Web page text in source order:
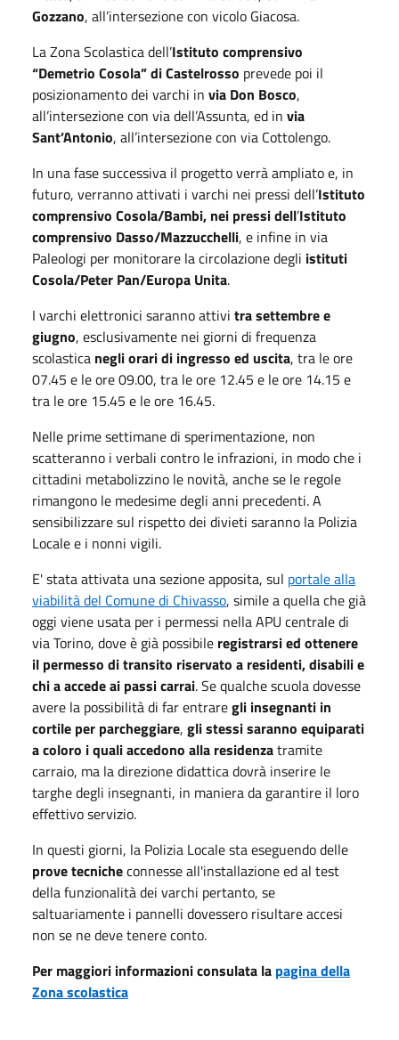
Gozzano, all’intersezione con vicolo Giacosa.
La Zona Scolastica dell’Istituto comprensivo
“Demetrio Cosola” di Castelrosso prevede poi il
posizionamento dei varchi in via Don Bosco,
all’intersezione con via dell’Assunta, ed in via
Sant’Antonio, all’intersezione con via Cottolengo.
In una fase successiva il progetto verrà ampliato e, in
futuro, verranno attivati i varchi nei pressi dell’Istituto
comprensivo Cosola/Bambi, nei pressi dell’Istituto
comprensivo Dasso/Mazzucchelli, e infine in via
Paleologi per monitorare la circolazione degli istituti
Cosola/Peter Pan/Europa Unita.
I varchi elettronici saranno attivi tra settembre e
giugno, esclusivamente nei giorni di frequenza
scolastica negli orari di ingresso ed uscita, tra le ore
07.45 e le ore 09.00, tra le ore 12.45 e le ore 14.15 e
tra le ore 15.45 e le ore 16.45.
Nelle prime settimane di sperimentazione, non
scatteranno i verbali contro le infrazioni, in modo che i
cittadini metabolizzino le novità, anche se le regole
rimangono le medesime degli anni precedenti. A
sensibilizzare sul rispetto dei divieti saranno la Polizia
Locale e i nonni vigili.
E' stata attivata una sezione apposita, sul portale alla
viabilità del Comune di Chivasso, simile a quella che già
oggi viene usata per i permessi nella APU centrale di
via Torino, dove è già possibile registrarsi ed ottenere
il permesso di transito riservato a residenti, disabili e
chi a accede ai passi carrai. Se qualche scuola dovesse
avere la possibilità di far entraregli insegnanti in
cortile per parcheggiare, gli stessi saranno equiparati
a coloro i quali accedono alla residenzatramite
carraio, ma la direzione didattica dovrà inserire le
targhe degli insegnanti, in maniera da garantire il loro
effettivo servizio.
In questi giorni, la Polizia Locale sta eseguendo delle
prove tecnicheconnesse all'installazione ed al test
della funzionalità dei varchi pertanto, se
saltuariamente i pannelli dovessero risultare accesi
non se ne deve tenere conto.
Per maggiori informazioni consulata la pagina della
Zona scolastica